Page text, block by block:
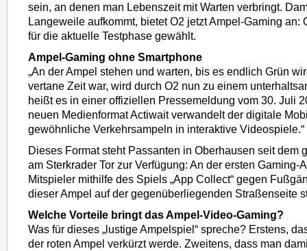
sein, an denen man Lebenszeit mit Warten verbringt.
Langeweile aufkommt, bietet O2 jetzt Ampel-Gaming an:
für die aktuelle Testphase gewählt.
Ampel-Gaming ohne Smartphone
„An der Ampel stehen und warten, bis es endlich Grün
vertane Zeit war, wird durch O2 nun zu einem
heißt es in einer offiziellen Pressemeldung vom 30. Juli
neuen Medienformat Actiwait verwandelt der digitale
gewöhnliche Verkehrsampeln in interaktive Videospiele.“
Dieses Format steht Passanten in Oberhausen seit dem
am Sterkrader Tor zur Verfügung: An der ersten Gaming-
Mitspieler mithilfe des Spiels „App Collect“ gegen
dieser Ampel auf der gegenüberliegenden Straßenseite
Welche Vorteile bringt das Ampel-Video-Gaming?
Was für dieses „lustige Ampelspiel“ spreche? Erstens,
der roten Ampel verkürzt werde. Zweitens, dass man